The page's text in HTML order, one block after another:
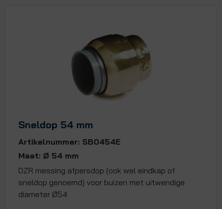
Sneldop 54 mm
Artikelnummer: SB0454E
Maat: Ø 54 mm
DZR messing afpersdop (ook wel eindkap of
sneldop genoemd) voor buizen met uitwendige
diameter Ø54